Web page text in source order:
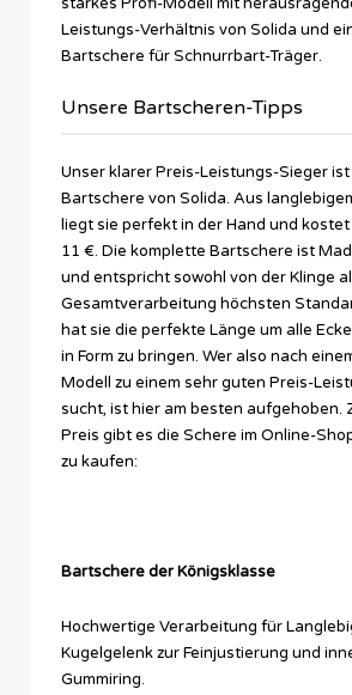
Leistungs-Verhältnis von Solida und
Bartschere für Schnurrbart-Träger.
Unsere Bartscheren-Tipps
Unser klarer Preis-Leistungs-Sieger
Bartschere von Solida. Aus
liegt sie perfekt in der Hand und kostet
11 €. Die komplette Bartschere ist
und entspricht sowohl von der Klinge
Gesamtverarbeitung höchsten
hat sie die perfekte Länge um alle
in Form zu bringen. Wer also nach
Modell zu einem sehr guten Preis-
sucht, ist hier am besten aufgehoben.
Preis gibt es die Schere im Online-
zu kaufen:
Bartschere der Königsklasse
Hochwertige Verarbeitung für
Kugelgelenk zur Feinjustierung und
Gummiring.